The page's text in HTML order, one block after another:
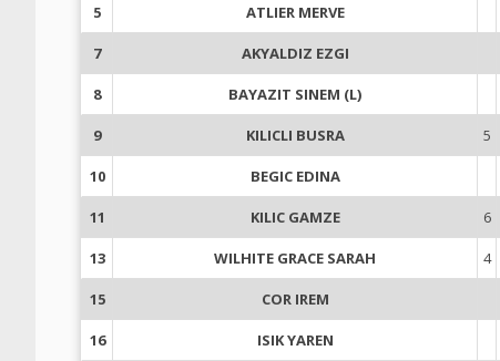
5 ATLIER MERVE
7 AKYALDIZ EZGI
8 BAYAZIT SINEM (L)
9 KILICLI BUSRA 5
10 BEGIC EDINA
11 KILIC GAMZE 6
13 WILHITE GRACE SARAH 4
15 COR IREM
16 ISIK YAREN